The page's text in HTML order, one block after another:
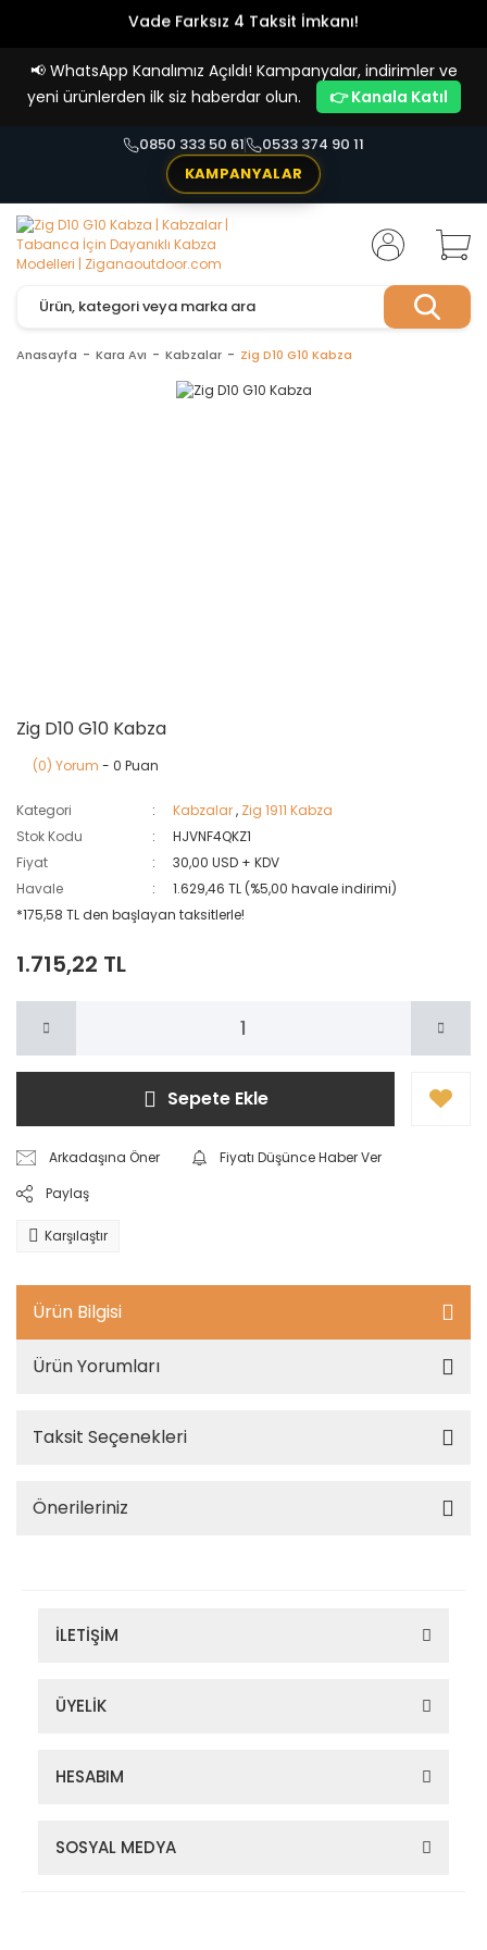
Vade Farksız 4 Taksit İmkanı!
📢 WhatsApp Kanalımız Açıldı! Kampanyalar, indirimler ve
yeni ürünlerden ilk siz haberdar olun.
👉 Kanala Katıl
0850 333 50 61
0533 374 90 11
KAMPANYALAR
Anasayfa Kara Avı Kabzalar Zig D10 G10 Kabza
Zig D10 G10 Kabza
(0) Yorum - 0 Puan
Kategori Kabzalar, Zig 1911 Kabza
Stok Kodu
HJVNF4QKZ1
Fiyat
30,00 USD + KDV
Havale
1.629,46 TL (%5,00 havale indirimi)
*175,58 TL den başlayan taksitlerle!
1.715,22 TL
Sepete Ekle
Arkadaşına Öner
Fiyatı Düşünce Haber Ver
Paylaş
Karşılaştır
Ürün Bilgisi
Ürün Yorumları
Taksit Seçenekleri
Önerileriniz
İLETİŞİM
ÜYELİK
HESABIM
SOSYAL MEDYA